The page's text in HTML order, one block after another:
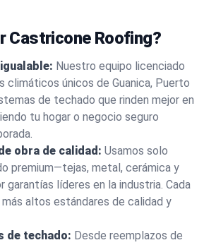
Castricone Roofing?
Nuestro equipo licenciado
climáticos únicos de Guanica, Puerto
de techado que rinden mejor en
tu hogar o negocio seguro
obra de calidad: Usamos solo
premium—tejas, metal, cerámica y
garantías líderes en la industria. Cada
altos estándares de calidad y
de techado: Desde reemplazos de